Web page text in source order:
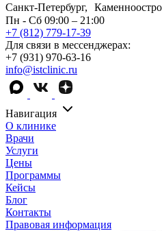
Санкт-Петербург,
Пн - Сб 09:00 – 21:00
+7 (812) 779-17-39
Для связи в мессенджерах:
+7 (931) 970-63-16
info@istclinic.ru
Навигация
О клинике
Врачи
Услуги
Цены
Программы
Кейсы
Блог
Контакты
Правовая информация